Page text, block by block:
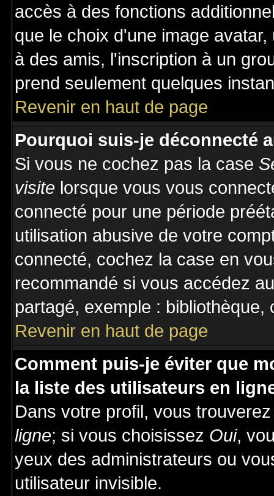
accès à des fonctions
que le choix d'une image
à des amis, l'inscription à un
prend seulement quelques
Revenir en haut de page
Pourquoi suis-je déconnecté
Si vous ne cochez pas la case
visite lorsque vous vous
connecté pour une période
utilisation abusive de votre
connecté, cochez la case en
recommandé si vous accédez
partagé, exemple :
Revenir en haut de page
Comment puis-je éviter que
la liste des utilisateurs en
Dans votre profil, vous
ligne; si vous choisissez Oui,
yeux des administrateurs ou
utilisateur invisible.